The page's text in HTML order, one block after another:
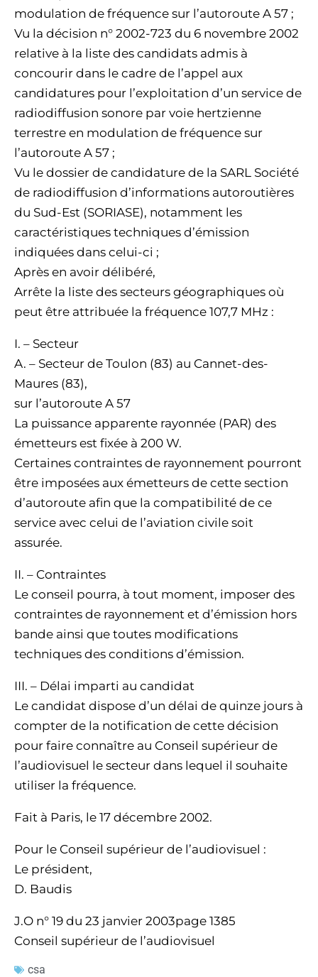
modulation de fréquence sur l’autoroute A 57 ;
Vu la décision n° 2002-723 du 6 novembre 2002
relative à la liste des candidats admis à
concourir dans le cadre de l’appel aux
candidatures pour l’exploitation d’un service de
radiodiffusion sonore par voie hertzienne
terrestre en modulation de fréquence sur
l’autoroute A 57 ;
Vu le dossier de candidature de la SARL Société
de radiodiffusion d’informations autoroutières
du Sud-Est (SORIASE), notamment les
caractéristiques techniques d’émission
indiquées dans celui-ci ;
Après en avoir délibéré,
Arrête la liste des secteurs géographiques où
peut être attribuée la fréquence 107,7 MHz :
I. – Secteur
A. – Secteur de Toulon (83) au Cannet-des-
Maures (83),
sur l’autoroute A 57
La puissance apparente rayonnée (PAR) des
émetteurs est fixée à 200 W.
Certaines contraintes de rayonnement pourront
être imposées aux émetteurs de cette section
d’autoroute afin que la compatibilité de ce
service avec celui de l’aviation civile soit
assurée.
II. – Contraintes
Le conseil pourra, à tout moment, imposer des
contraintes de rayonnement et d’émission hors
bande ainsi que toutes modifications
techniques des conditions d’émission.
III. – Délai imparti au candidat
Le candidat dispose d’un délai de quinze jours à
compter de la notification de cette décision
pour faire connaître au Conseil supérieur de
l’audiovisuel le secteur dans lequel il souhaite
utiliser la fréquence.
Fait à Paris, le 17 décembre 2002.
Pour le Conseil supérieur de l’audiovisuel :
Le président,
D. Baudis
J.O n° 19 du 23 janvier 2003page 1385
Conseil supérieur de l’audiovisuel
csa